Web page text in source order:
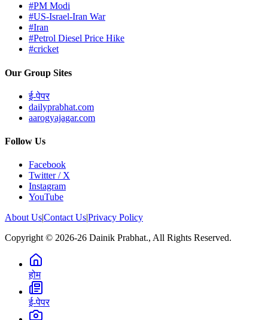
#PM Modi
#US-Israel-Iran War
#Iran
#Petrol Diesel Price Hike
#cricket
Our Group Sites
ई-पेपर
dailyprabhat.com
aarogyajagar.com
Follow Us
Facebook
Twitter / X
Instagram
YouTube
About Us|Contact Us|Privacy Policy
Copyright © 2026-26 Dainik Prabhat., All Rights Reserved.
होम
ई-पेपर